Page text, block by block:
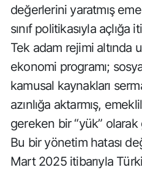
değerlerini yaratmış
sınıf politikasıyla açlığa
Tek adam rejimi altında
ekonomi programı;
kamusal kaynakları
azınlığa aktarmış,
gereken bir “yük”
Bu bir yönetim hatası
Mart 2025 itibarıyla